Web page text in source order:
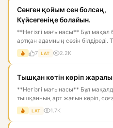
Сенген қойым сен болсаң,
Күйсегеніңе болайын.
**Негізгі мағынасы** Бұл мақал
артқан адамның сөзін
7 LAT 2.2K
Тышқан көтін көріп
**Негізгі мағынасы** Бұл
тышқанның арт жағын көріп,
Астарлы мағын...
LAT 1.7K